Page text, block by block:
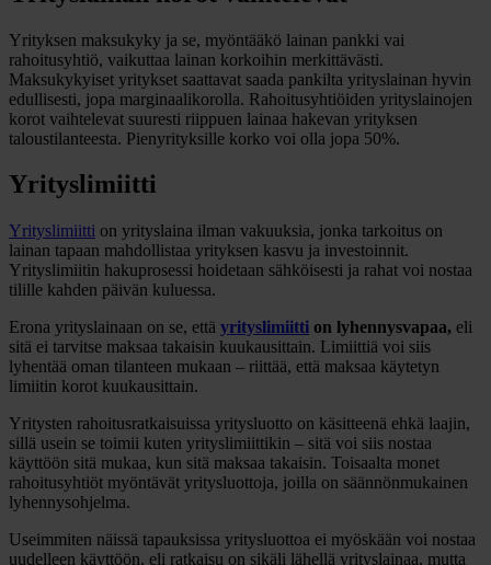
Yrityksen maksukyky ja se, myöntääkö lainan pankki vai
rahoitusyhtiö, vaikuttaa lainan korkoihin merkittävästi.
Maksukykyiset yritykset saattavat saada pankilta yrityslainan hyvin
edullisesti, jopa marginaalikorolla. Rahoitusyhtiöiden yrityslainojen
korot vaihtelevat suuresti riippuen lainaa hakevan yrityksen
taloustilanteesta. Pienyrityksille korko voi olla jopa 50%.
Yrityslimiitti
Yrityslimiitti on yrityslaina ilman vakuuksia, jonka tarkoitus on
lainan tapaan mahdollistaa yrityksen kasvu ja investoinnit.
Yrityslimiitin hakuprosessi hoidetaan sähköisesti ja rahat voi nostaa
tilille kahden päivän kuluessa.
Erona yrityslainaan on se, että yrityslimiitti on lyhennysvapaa, eli
sitä ei tarvitse maksaa takaisin kuukausittain. Limiittiä voi siis
lyhentää oman tilanteen mukaan – riittää, että maksaa käytetyn
limiitin korot kuukausittain.
Yritysten rahoitusratkaisuissa yritysluotto on käsitteenä ehkä laajin,
sillä usein se toimii kuten yrityslimiittikin – sitä voi siis nostaa
käyttöön sitä mukaa, kun sitä maksaa takaisin. Toisaalta monet
rahoitusyhtiöt myöntävät yritysluottoja, joilla on säännönmukainen
lyhennysohjelma.
Useimmiten näissä tapauksissa yritysluottoa ei myöskään voi nostaa
uudelleen käyttöön, eli ratkaisu on sikäli lähellä yrityslainaa, mutta